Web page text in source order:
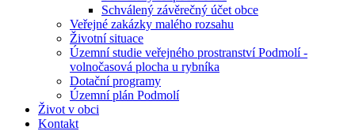
Schválený závěrečný účet obce
Veřejné zakázky malého rozsahu
Životní situace
Územní studie veřejného prostranství Podmolí -
volnočasová plocha u rybníka
Dotační programy
Územní plán Podmolí
Život v obci
Kontakt